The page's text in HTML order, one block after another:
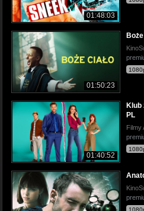
01:48:03
01:50:23
Boże
01:40:52
Klub
PL
Filmy